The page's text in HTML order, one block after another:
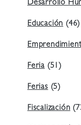
Desarrollo
Educación(46)
Feria (51)
Ferias(5)
Fiscalización